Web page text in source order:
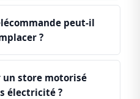
peut-il
?
store motorisé
électricité ?